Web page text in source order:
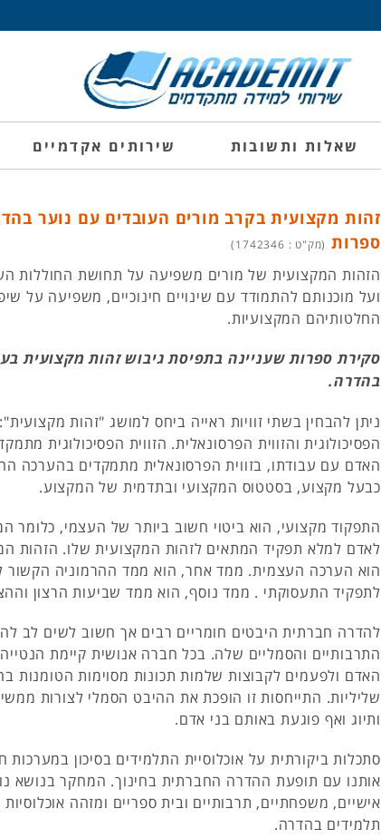
שאלות ותשובות שירותים אקדמיים
זהות מקצועית בקרב מורים העובדים עם נוער
ספרות (מק"ט : 1742346)
הזהות המקצועית של מורים משפיעה על תחושת החוללות
ועל מוכנותם להתמודד עם שינויים חינוכיים, משפיעה על
החלטותיהם המקצועיות.
סקירת ספרות שעניינה בתפיסת גיבוש זהות מקצועית
בהדרה.
ניתן להבחין בשתי זוויות ראייה ביחס למושג "זהות מקצועית":
הפסיכולוגית והזווית הפרסונאלית. הזווית הפסיכולוגית
האדם עם עבודתו, בזווית הפרסונאלית מתמקדים בהערכה
כבעל מקצוע, בסטטוס המקצועי ובתדמית של המקצוע.
התפקוד מקצועי, הוא ביטוי חשוב ביותר של העצמי, כלומר
לאדם למלא תפקיד המתאים לזהות המקצועית שלו. הזהות
הוא הערכה העצמית. ממד אחר, הוא ממד ההרמוניה הקשור
לתפקיד התעסוקתי . ממד נוסף, הוא ממד שביעות הרצון
להדרה חברתית היבטים חומריים רבים אך חשוב לשים לב
התרבותיים והסמליים שלה. בכל חברה אנושית קיימת הנטייה
האדם ולפעמים לקבוצות שלמות תכונות מסוימות הטומנות
שליליות. התייחסות זו הופכת את ההיבט הסמלי לצורות
ותיוג ואף פוגעת באותם בני אדם.
סתכלות ביקורתית על אוכלוסיית התלמידים בסיכון במערכות
אותנו עם תופעת ההדרה החברתית בחינוך. המחקר בנושא
אישיים, משפחתיים, תרבותיים ובית ספריים ומזהה
תלמידים בהדרה.